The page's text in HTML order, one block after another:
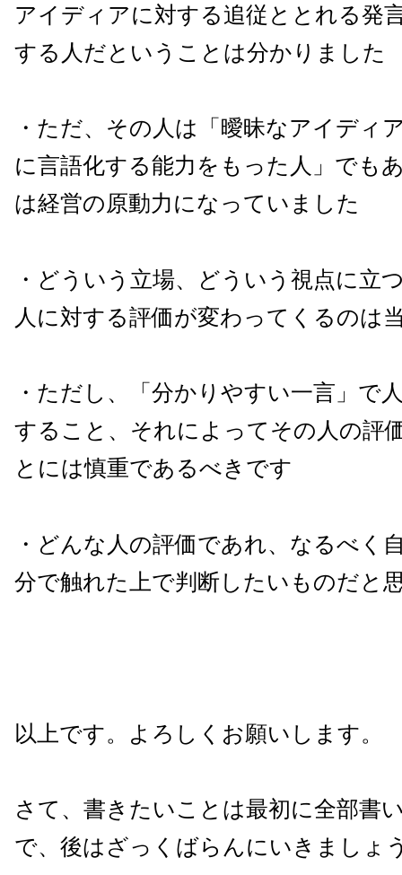
アイディアに対する追従ととれる発
する人だということは分かりました
・ただ、その人は「曖昧なアイディ
に言語化する能力をもった人」でも
は経営の原動力になっていました
・どういう立場、どういう視点に立
人に対する評価が変わってくるのは
・ただし、「分かりやすい一言」で
すること、それによってその人の評
とには慎重であるべきです
・どんな人の評価であれ、なるべく
分で触れた上で判断したいものだと
以上です。よろしくお願いします。
さて、書きたいことは最初に全部書
で、後はざっくばらんにいきましょ